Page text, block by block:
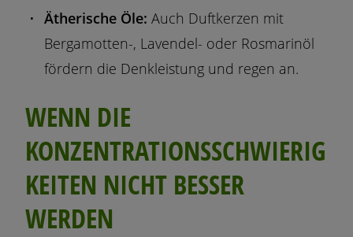
Ätherische Öle: Auch Duftkerzen mit
Bergamotten-, Lavendel- oder Rosmarinöl
fördern die Denkleistung und regen an.
WENN DIE
KONZENTRATIONSSCHWIERIG
KEITEN NICHT BESSER
WERDEN